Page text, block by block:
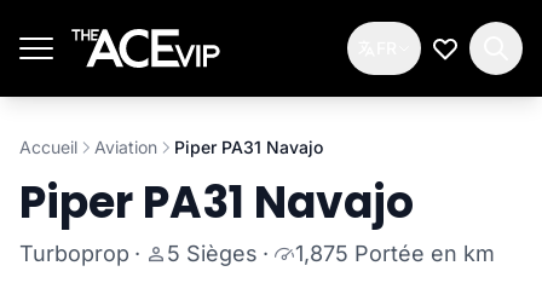
Ma Liste
Accueil Aviation Piper PA31 Navajo
Piper PA31 Navajo
Turboprop · 5 Sièges · 1,875 Portée en km